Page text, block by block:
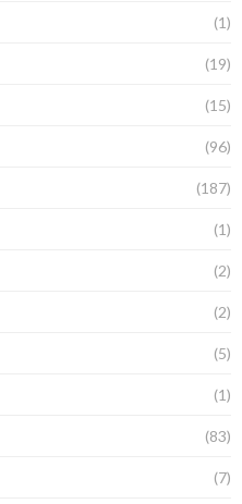
(1)
(19)
(15)
(96)
(187)
(1)
(2)
(2)
(5)
(1)
(83)
(7)